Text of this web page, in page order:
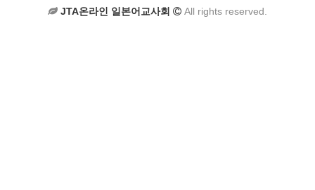
JTA온라인 일본어교사회 All rights reserved.